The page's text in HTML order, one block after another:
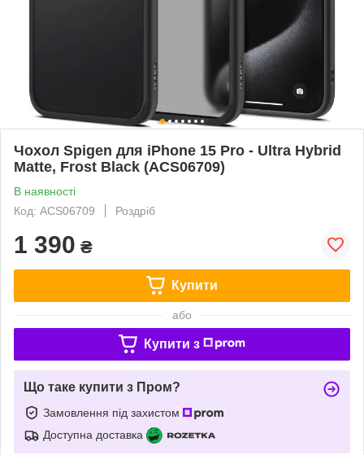
Чохол Spigen для iPhone 15 Pro - Ultra Hybrid
Matte, Frost Black (ACS06709)
В наявності
Код: ACS06709
Роздріб
1 390 ₴
Купити
або
Купити з
Що таке купити з Пром?
Замовлення під захистом
Доступна доставка